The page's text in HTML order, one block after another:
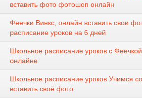
вставить фото фотошоп онлайн
Феечки Винкс, онлайн вставить свои
расписание уроков на 6 дней
Школьное расписание уроков с
онлайне
Школьное расписание уроков Учимся
вставить своё фото